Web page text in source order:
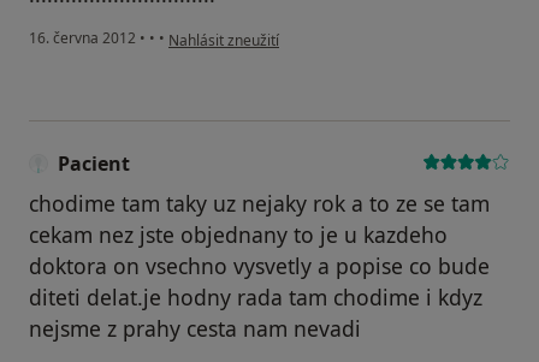
16. června 2012 • • • podle názoru uživatele Váš účet byl odstraněn
Nahlásit zneužití
Pacient
chodime tam taky uz nejaky rok a to ze se tam
cekam nez jste objednany to je u kazdeho
doktora on vsechno vysvetly a popise co bude
diteti delat.je hodny rada tam chodime i kdyz
nejsme z prahy cesta nam nevadi